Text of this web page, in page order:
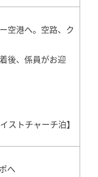
空港へ。空路、ク
後、係員がお迎
イストチャーチ泊】
へ